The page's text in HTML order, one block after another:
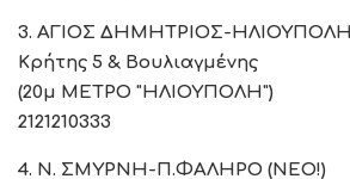
3. ΑΓΙΟΣ ΔΗΜΗΤΡΙΟΣ-ΗΛΙΟΥΠΟΛΗ
Κρήτης 5 & Βουλιαγμένης
(20μ ΜΕΤΡΟ "ΗΛΙΟΥΠΟΛΗ")
2121210333
4. Ν. ΣΜΥΡΝΗ-Π.ΦΑΛΗΡΟ (ΝΕΟ!)